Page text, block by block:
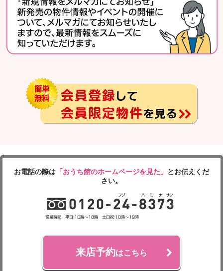
お電話の際は 「おうち館のホームページを見た」 とお伝えくだ
さい。
来店予約はこちら